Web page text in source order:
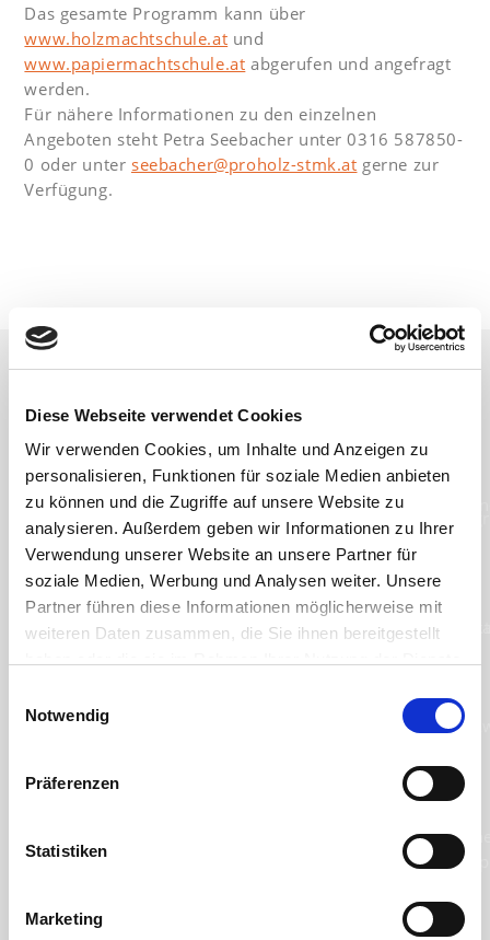
Diese Webseite verwendet Cookies
Wir verwenden Cookies, um Inhalte und Anzeigen zu
personalisieren, Funktionen für soziale Medien anbieten
zu können und die Zugriffe auf unsere Website zu
analysieren. Außerdem geben wir Informationen zu Ihrer
Verwendung unserer Website an unsere Partner für
soziale Medien, Werbung und Analysen weiter. Unsere
Partner führen diese Informationen möglicherweise mit
weiteren Daten zusammen, die Sie ihnen bereitgestellt
Cookies, wenn Sie unsere Webseite weiterhin nutzen.
Notwendig
Präferenzen
Statistiken
Marketing
Das gesamte Programm kann über
www.holzmachtschule.at und
www.papiermachtschule.at abgerufen und angefragt
werden.
Für nähere Informationen zu den einzelnen
Angeboten steht Petra Seebacher unter 0316 587850-
0 oder unter seebacher@proholz-stmk.at gerne zur
Verfügung.
Unsere Partner